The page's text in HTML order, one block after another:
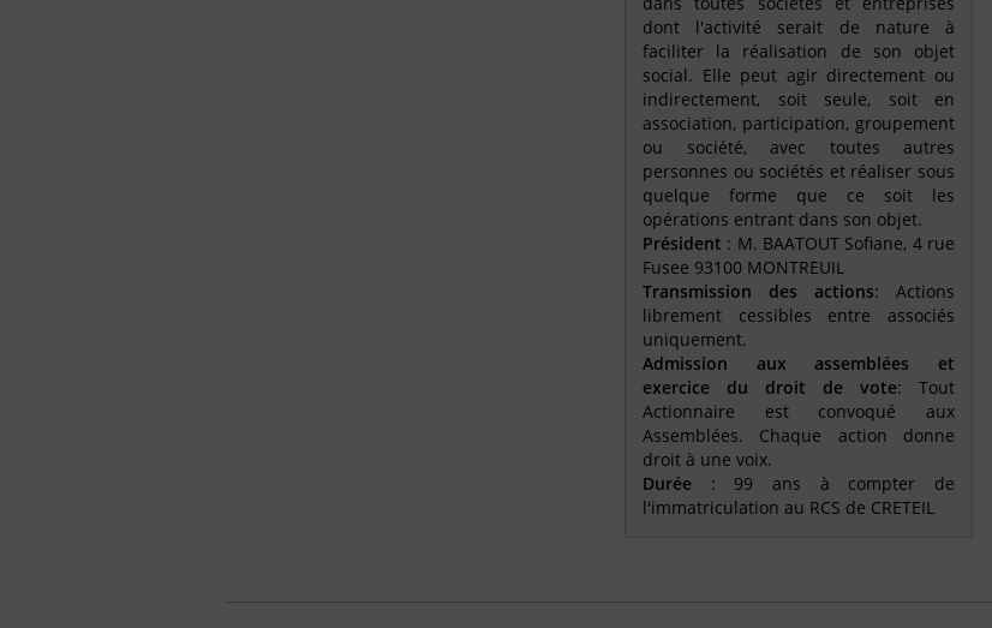
dont l'activité serait de nature à
faciliter la réalisation de son objet
social. Elle peut agir directement ou
indirectement, soit seule, soit en
association, participation, groupement
ou société, avec toutes autres
personnes ou sociétés et réaliser sous
quelque forme que ce soit les
opérations entrant dans son objet.
Président : M. BAATOUT Sofiane, 4 rue
Fusee 93100 MONTREUIL
Transmission des actions: Actions
librement cessibles entre associés
uniquement.
Admission aux assemblées et
exercice du droit de vote: Tout
Actionnaire est convoqué aux
Assemblées. Chaque action donne
droit à une voix.
Durée : 99 ans à compter de
l'immatriculation au RCS de CRETEIL